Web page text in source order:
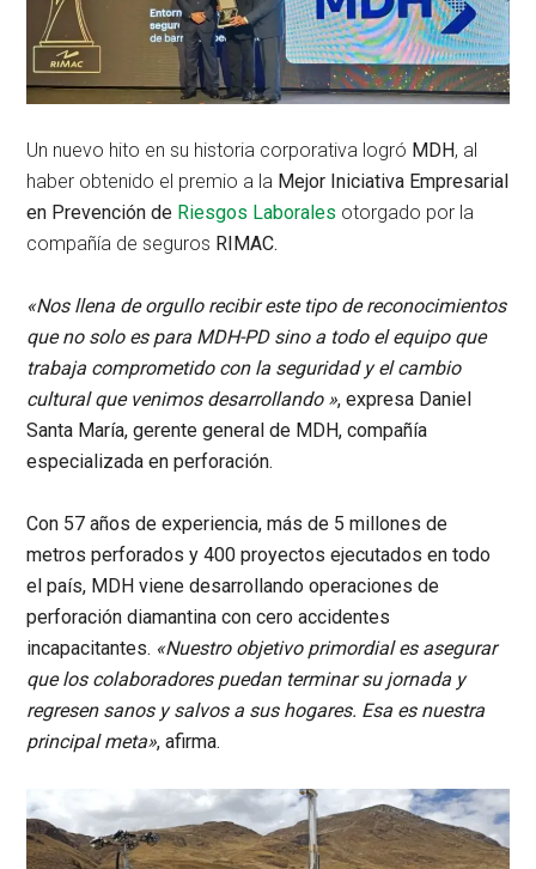
Un nuevo hito en su historia corporativa logró MDH, al
haber obtenido el premio a la Mejor Iniciativa Empresarial
en Prevención de Riesgos Laborales otorgado por la
compañía de seguros RIMAC.
«Nos llena de orgullo recibir este tipo de reconocimientos
que no solo es para MDH-PD sino a todo el equipo que
trabaja comprometido con la seguridad y el cambio
cultural que venimos desarrollando », expresa Daniel
Santa María, gerente general de MDH, compañía
especializada en perforación.
Con 57 años de experiencia, más de 5 millones de
metros perforados y 400 proyectos ejecutados en todo
el país, MDH viene desarrollando operaciones de
perforación diamantina con cero accidentes
incapacitantes. «Nuestro objetivo primordial es asegurar
que los colaboradores puedan terminar su jornada y
regresen sanos y salvos a sus hogares. Esa es nuestra
principal meta», afirma.